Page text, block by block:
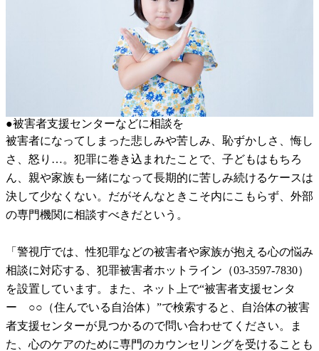
●被害者支援センターなどに相談を
被害者になってしまった悲しみや苦しみ、恥ずかしさ、悔し
さ、怒り…。犯罪に巻き込まれたことで、子どもはもちろ
ん、親や家族も一緒になって長期的に苦しみ続けるケースは
決して少なくない。だがそんなときこそ内にこもらず、外部
の専門機関に相談すべきだという。
「警視庁では、性犯罪などの被害者や家族が抱える心の悩み
相談に対応する、犯罪被害者ホットライン（03-3597-7830）
を設置しています。また、ネット上で“被害者支援センタ
ー ○○（住んでいる自治体）”で検索すると、自治体の被害
者支援センターが見つかるので問い合わせてください。ま
た、心のケアのために専門のカウンセリングを受けることも